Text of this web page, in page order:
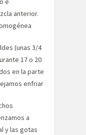
anterior.
(unas 3/4
17 o 20
en la parte
enfriar
a
y las gotas